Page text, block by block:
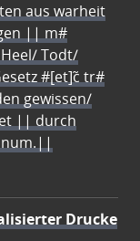
aus warheit
|| m#
Todt/
#[et]c̃ tr#
gewissen/
|| durch
Drucke